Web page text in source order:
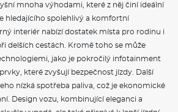
prvky, zadní spoiler v leskle černé
propojena leskle černou linkou
podsvícené logo VW vzadu,
okna a zatmavené zadní okno víka
skla snižující průnik hluku do
ozdobné lišty bočních oken v leskle
zpětných zrcátek v černé barvě
Paket Navigace Discover Pro Max,
Asistenční systémy řidiče
mnoha výhodami, které z něj činí ideální
hledajícího spolehlivý a komfortní
interiér nabízí dostatek místa pro rodinu i
delších cestách. Kromě toho se může
jako je pokročilý infotainment
které zvyšují bezpečnost jízdy. Další
nízká spotřeba paliva, což je ekonomické
Design vozu, kombinující eleganci a